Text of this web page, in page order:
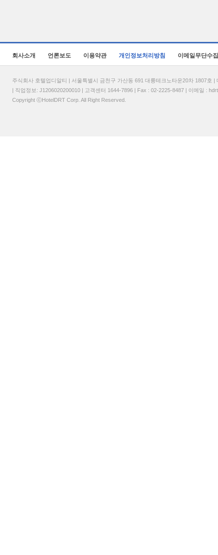
회사소개 언론보도 이용약관 개인정보처리방침 이메일무단수
주식회사 호텔업디알티 | 서울특별시 금천구 가산동 691 대륭테크노타운20차 1807
| 직업정보: J1206020200010 | 고객센터 1644-7896 | Fax : 02-2225-8487 | 이메일 :
Copyright ⓒHotelDRT Corp. All Right Reserved.